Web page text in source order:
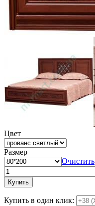
Цвет
Размер
Очистить
Купить
Купить в один клик: